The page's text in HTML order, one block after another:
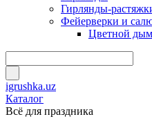
Гирлянды-
Фейерверки и
Цветной дым
igrushka.uz
Каталог
Всё для праздника